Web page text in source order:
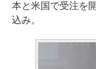
本と米国で受注を
込み。